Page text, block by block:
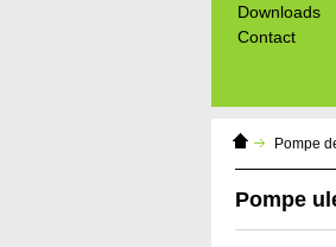
Domáca
stránka
Pompe
Pompe
Downloads
Contact